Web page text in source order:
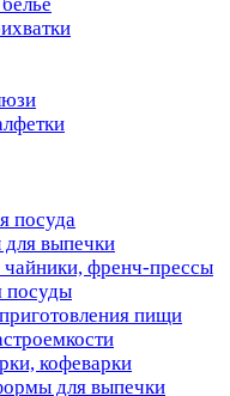
посуда
выпечки
френч-прессы
посуды
пищи
кофеварки
для выпечки